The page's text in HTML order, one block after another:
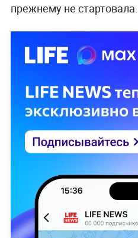
прежнему не стартовала.